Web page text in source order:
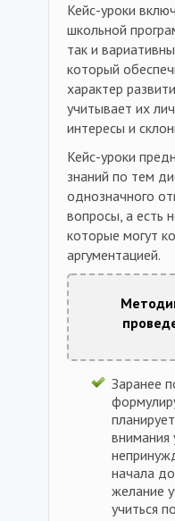
Кейс-уроки
школьной
так и
который
характер
учитывает их
интересы и
Кейс-уроки
знаний по тем
однозначного
вопросы, а есть
которые могут
аргументацией.
Заранее
внимания
начала
желание
учиться